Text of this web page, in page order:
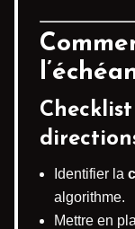
Identifier la
algorithme.
Mettre en